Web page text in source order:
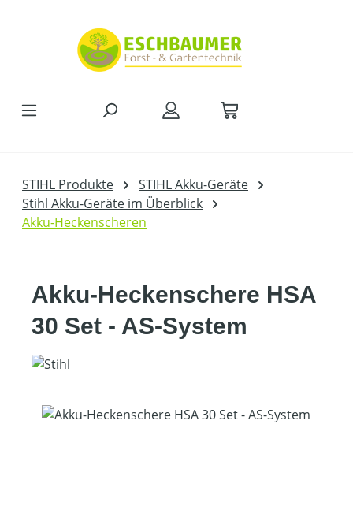
STIHL Produkte
STIHL Akku-Geräte
Stihl Akku-Geräte im Überblick
Akku-Heckenscheren
Akku-Heckenschere HSA
30 Set - AS-System